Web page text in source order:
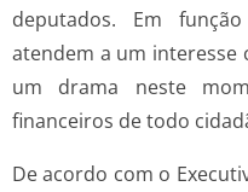
deputados. Em
atendem a um interesse
um drama neste
financeiros de todo
De acordo com o